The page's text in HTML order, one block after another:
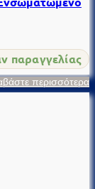
παραγγελίας
περισσότερα